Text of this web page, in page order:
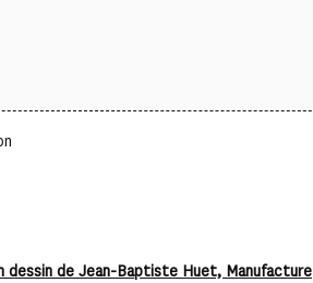
dessin de Jean-Baptiste Huet, Manufacture